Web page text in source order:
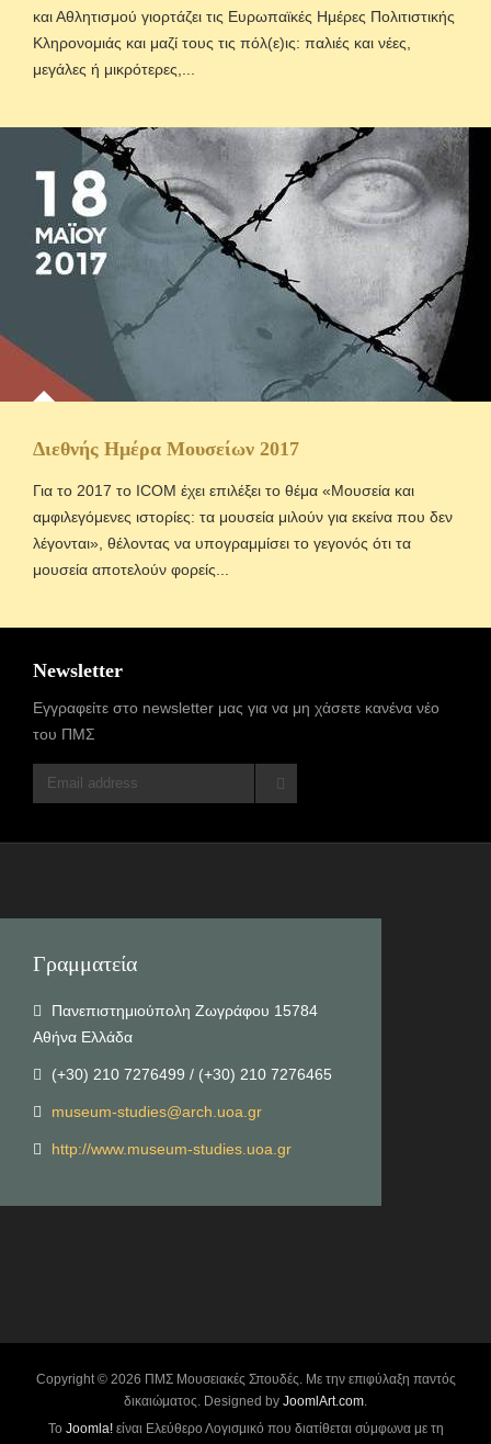
και Αθλητισμού γιορτάζει τις Ευρωπαϊκές Ημέρες Πολιτιστικής
Κληρονομιάς και μαζί τους τις πόλ(ε)ις: παλιές και νέες,
μεγάλες ή μικρότερες,...
Διεθνής Ημέρα Μουσείων 2017
Για το 2017 το ICOM έχει επιλέξει το θέμα «Μουσεία και
αμφιλεγόμενες ιστορίες: τα μουσεία μιλούν για εκείνα που δεν
λέγονται», θέλοντας να υπογραμμίσει το γεγονός ότι τα
μουσεία αποτελούν φορείς...
Newsletter
Εγγραφείτε στο newsletter μας για να μη χάσετε κανένα νέο
του ΠΜΣ
Γραμματεία
Πανεπιστημιούπολη Ζωγράφου 15784
Αθήνα Ελλάδα
(+30) 210 7276499 / (+30) 210 7276465
museum-studies@arch.uoa.gr
http://www.museum-studies.uoa.gr
Copyright © 2026 ΠΜΣ Μουσειακές Σπουδές. Με την επιφύλαξη παντός
δικαιώματος. Designed by JoomlArt.com
Το Joomla!είναι Ελεύθερο Λογισμικό που διατίθεται σύμφωνα με τη